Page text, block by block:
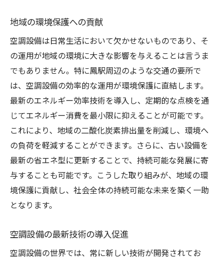
地域の環境保護への貢献
空調設備は日常生活において欠かせないものであり、そ
の運用が地域の環境に大きな影響を与えることは言うま
でもありません。特に鳳駅周辺のような交通の要所で
は、空調設備の効率的な運用が環境保護に直結します。
最新のエネルギー効率技術を導入し、定期的な点検を通
じてエネルギー消費を最小限に抑えることが可能です。
これにより、地域の二酸化炭素排出量を削減し、環境へ
の負荷を軽減することができます。さらに、古い設備を
最新の省エネ型に更新することで、持続可能な発展に寄
与することも可能です。こうした取り組みが、地域の環
境保護に貢献し、社会全体の持続可能な未来を築く一助
となります。
空調設備の最新技術の導入促進
空調設備の世界では、常に新しい技術が開発されてお